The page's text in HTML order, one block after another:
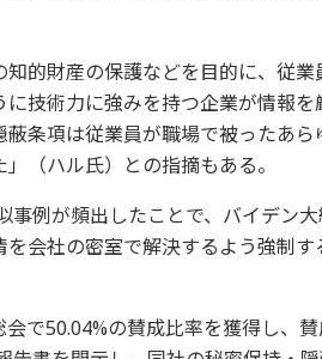
知的財産の保護などを目的に、従
技術力に強みを持つ企業が情報を
条項は従業員が職場で被ったあら
（ハル氏）との指摘もある。
例が頻出したことで、バイデン
会社の密室で解決するよう強制す
で50.04%の賛成比率を獲得し、